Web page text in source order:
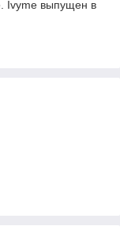
Ivyme выпущен в